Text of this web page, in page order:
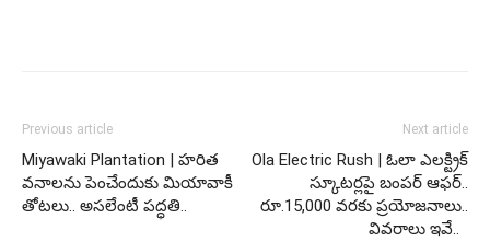
Previous article
Miyawaki Plantation | హరిత
వనాలను పెంచేందుకు మియావాకీ
తోటలు.. అసలేంటీ పద్ధతి..
Next article
Ola Electric Rush | ఓలా ఎలక్ట్రిక్
స్కూటర్లపై బంపర్ ఆఫర్..
రూ.15,000 వరకు ప్రయోజనాలు..
వివరాలు ఇవే..